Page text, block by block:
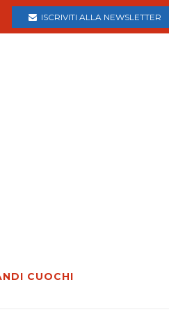
ISCRIVITI ALLA NEWSLETTER
CUOCHI